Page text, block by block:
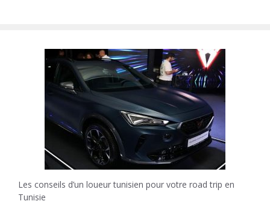
Les conseils d’un loueur tunisien pour votre road trip en
Tunisie